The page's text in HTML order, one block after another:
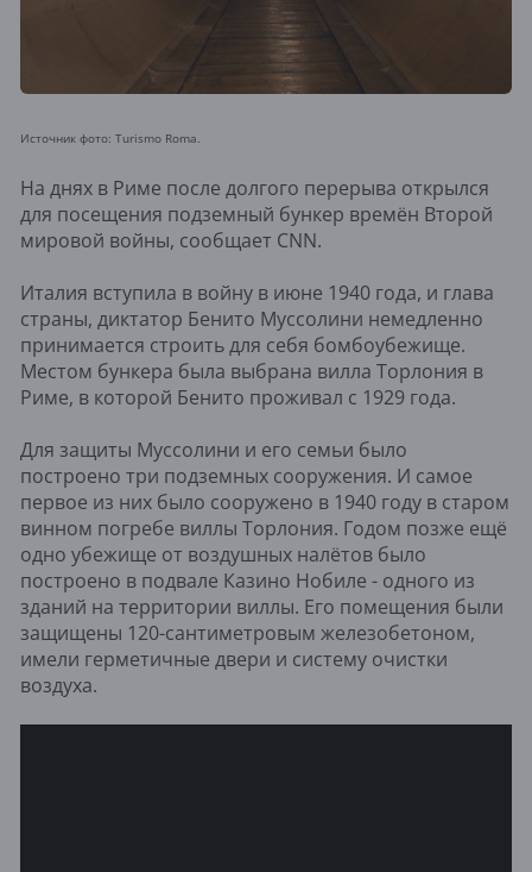
Источник фото: Turismo Roma.
На днях в Риме после долгого перерыва открылся
для посещения подземный бункер времён Второй
мировой войны, сообщает CNN.
Италия вступила в войну в июне 1940 года, и глава
страны, диктатор Бенито Муссолини немедленно
принимается строить для себя бомбоубежище.
Местом бункера была выбрана вилла Торлония в
Риме, в которой Бенито проживал с 1929 года.
Для защиты Муссолини и его семьи было
построено три подземных сооружения. И самое
первое из них было сооружено в 1940 году в старом
винном погребе виллы Торлония. Годом позже ещё
одно убежище от воздушных налётов было
построено в подвале Казино Нобиле - одного из
зданий на территории виллы. Его помещения были
защищены 120-сантиметровым железобетоном,
имели герметичные двери и систему очистки
воздуха.